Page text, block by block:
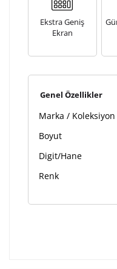
Lütfen font seçiniz
Kişiselleştirilmiş
tamamlandıktan
ürünlerde
Ekstra Geniş
Ekran
Genel Özellikler
Marka / Koleksiyon
Boyut
Digit/Hane
Renk